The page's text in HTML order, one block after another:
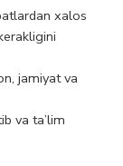
xalos
jamiyat va
va ta’lim